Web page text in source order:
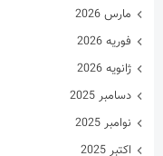
مارس 2026
فوریه 2026
ژانویه 2026
دسامبر 2025
نوامبر 2025
اکتبر 2025